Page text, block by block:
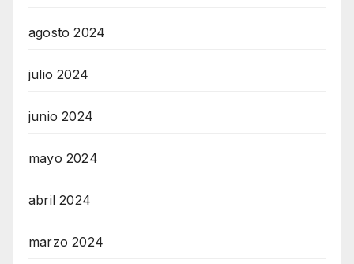
agosto 2024
julio 2024
junio 2024
mayo 2024
abril 2024
marzo 2024